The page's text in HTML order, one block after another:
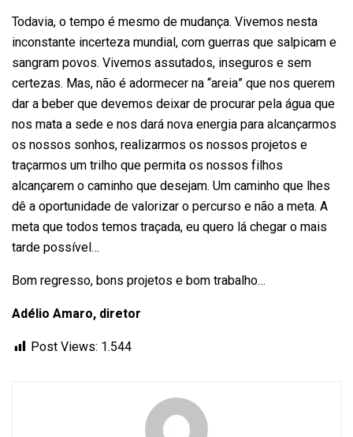
Todavia, o tempo é mesmo de mudança. Vivemos nesta
inconstante incerteza mundial, com guerras que salpicam e
sangram povos. Vivemos assutados, inseguros e sem
certezas. Mas, não é adormecer na “areia” que nos querem
dar a beber que devemos deixar de procurar pela água que
nos mata a sede e nos dará nova energia para alcançarmos
os nossos sonhos, realizarmos os nossos projetos e
traçarmos um trilho que permita os nossos filhos
alcançarem o caminho que desejam. Um caminho que lhes
dê a oportunidade de valorizar o percurso e não a meta. A
meta que todos temos traçada, eu quero lá chegar o mais
tarde possível…
Bom regresso, bons projetos e bom trabalho…
Adélio Amaro, diretor
Post Views: 1.544